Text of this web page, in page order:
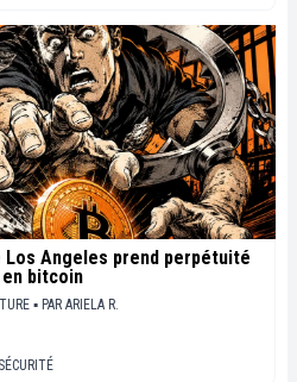
Los Angeles prend perpétuité
en bitcoin
▪ PAR ARIELA R.